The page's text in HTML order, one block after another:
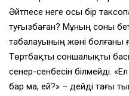
Әйтпесе неге осы бiр
туғызбаған? Мұның соны
табалауының жөнi болғаны
Төртбақты соншалықты
сенер-сенбесiн бiлмейдi.
бар ма, ей?» – дейдi тағы